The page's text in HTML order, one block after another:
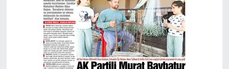
Türkiye
Yaşam